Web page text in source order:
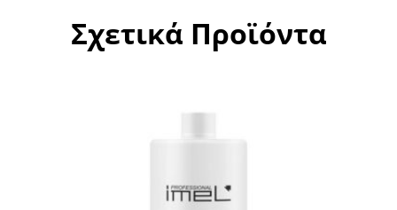
Σχετικά Προϊόντα